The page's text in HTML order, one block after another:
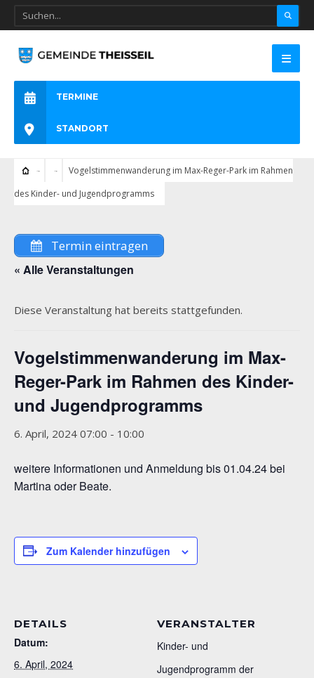
TERMINE
STANDORT
Vogelstimmenwanderung im Max-Reger-Park im Rahmen
des Kinder- und Jugendprogramms
Termin eintragen
« Alle Veranstaltungen
Diese Veranstaltung hat bereits stattgefunden.
Vogelstimmenwanderung im Max-
Reger-Park im Rahmen des Kinder-
und Jugendprogramms
6. April, 2024 07:00 - 10:00
weitere Informationen und Anmeldung bis 01.04.24 bei
Martina oder Beate.
Zum Kalender hinzufügen
DETAILS
Datum:
6. April, 2024
VERANSTALTER
Kinder- und
Jugendprogramm der